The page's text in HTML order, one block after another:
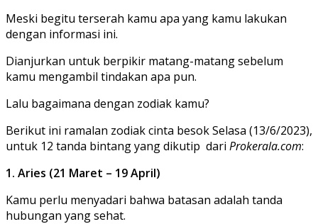
Meski begitu terserah kamu apa yang kamu lakukan
dengan informasi ini.
Dianjurkan untuk berpikir matang-matang sebelum
kamu mengambil tindakan apa pun.
Lalu bagaimana dengan zodiak kamu?
Berikut ini ramalan zodiak cinta besok Selasa (13/6/2023),
untuk 12 tanda bintang yang dikutip dari Prokerala.com:
1. Aries (21 Maret – 19 April)
Kamu perlu menyadari bahwa batasan adalah tanda
hubungan yang sehat.